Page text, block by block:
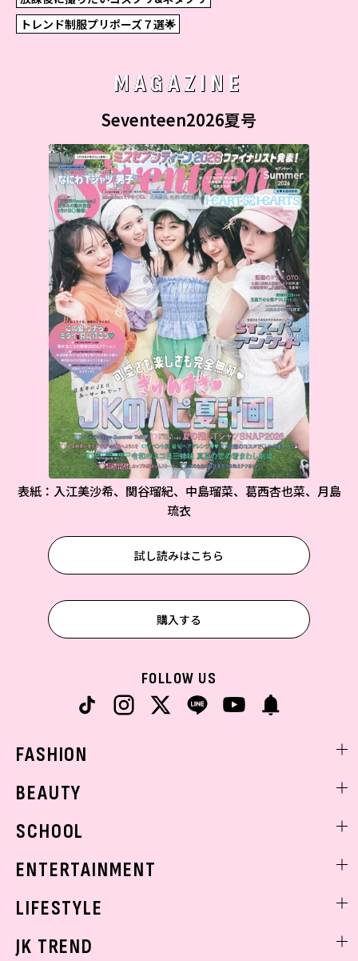
トレンド制服プリポーズ７選🌟
MAGAZINE
Seventeen2026夏号
表紙：入江美沙希、関谷瑠紀、中島瑠菜、葛西杏也菜、月島
琉衣
試し読みはこちら
購入する
FOLLOW US
FASHION
着回し
BEAUTY
ベストコスメ
ボディケア
SCHOOL
学校ヘアメイク
ENTERTAINMENT
K-POP
LIFESTYLE
JK TREND